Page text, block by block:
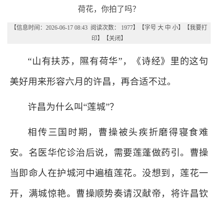
荷花，你拍了吗？
【信息时间：2026-06-17 08:43 阅读次数： 1977】【字号 大 中 小】【我要打
印】【关闭 】
“山有扶苏，隰有荷华”，《诗经》里的这句
美好用来形容六月的许昌，再合适不过。
许昌为什么叫“莲城”？
相传三国时期，曹操被头疾折磨得寝食难
安。名医华佗诊治后说，需要莲蓬做药引。曹操
当即命人在护城河中遍植莲花。没想到，莲花一
开，满城惊艳。曹操顺势奏请汉献帝，将许昌钦